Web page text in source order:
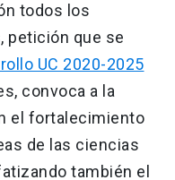
todos los
petición que se
UC 2020-2025
convoca a la
el fortalecimiento
de las ciencias
también el